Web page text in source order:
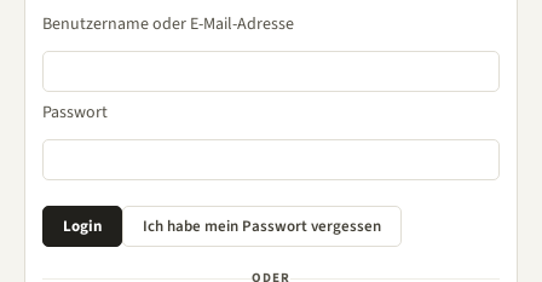
Benutzername oder E-Mail-Adresse
Passwort
ODER